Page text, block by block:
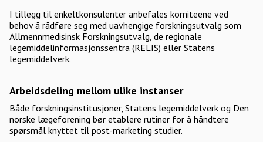
I tillegg til enkeltkonsulenter anbefales komiteene ved
behov å rådføre seg med uavhengige forskningsutvalg som
Allmennmedisinsk Forskningsutvalg, de regionale
legemiddelinformasjonssentra (RELIS) eller Statens
legemiddelverk.
Arbeidsdeling mellom ulike instanser
Både forskningsinstitusjoner, Statens legemiddelverk og Den
norske lægeforening bør etablere rutiner for å håndtere
spørsmål knyttet til post-marketing studier.